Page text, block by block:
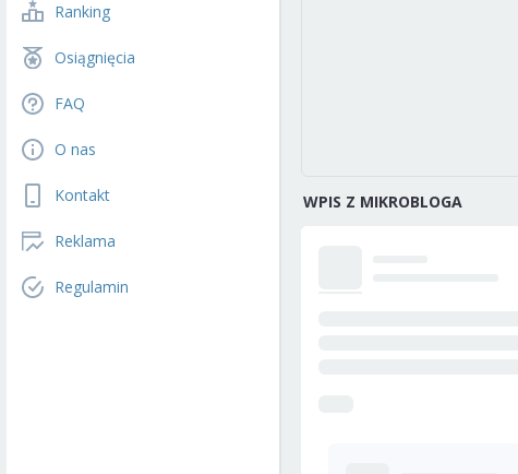
Ranking
Osiągnięcia
FAQ
O nas
Kontakt
Reklama
Regulamin
WPIS Z MIKROBLOGA